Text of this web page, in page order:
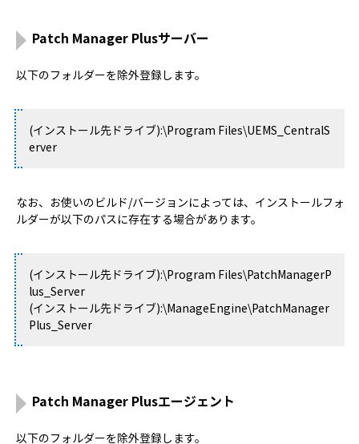
Patch Manager Plusサーバー
以下のフォルダーを除外登録します。
(インストール先ドライブ):\Program Files\UEMS_CentralS
erver
なお、お使いのビルド/バージョンによっては、インストールフォ
ルダーが以下のパスに存在する場合があります。
(インストール先ドライブ):\Program Files\PatchManagerP
lus_Server
(インストール先ドライブ):\ManageEngine\PatchManager
Plus_Server
Patch Manager Plusエージェント
以下のフォルダーを除外登録します。